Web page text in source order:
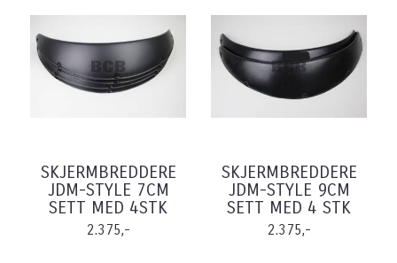
SKJERMBREDDERE
JDM-STYLE 7CM
SETT MED 4STK
2.375,-
SKJERMBREDDERE
JDM-STYLE 9CM
SETT MED 4 STK
2.375,-